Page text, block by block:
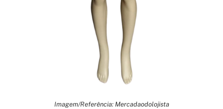
Imagem/Referência: Mercadaodolojista